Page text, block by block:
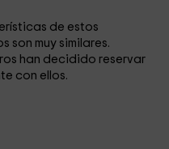
de estos
son muy similares.
han decidido reservar
con ellos.